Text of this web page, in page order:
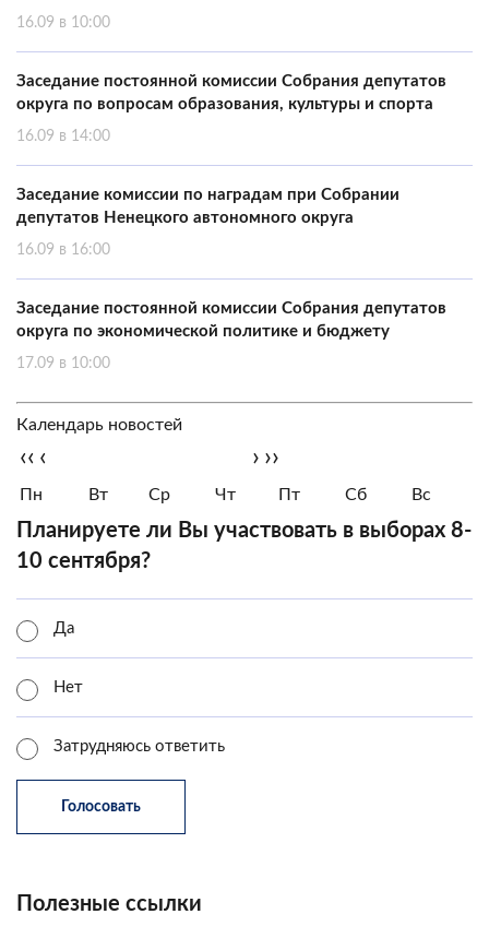
16.09 в 10:00
Заседание постоянной комиссии Собрания депутатов
округа по вопросам образования, культуры и спорта
16.09 в 14:00
Заседание комиссии по наградам при Собрании
депутатов Ненецкого автономного округа
16.09 в 16:00
Заседание постоянной комиссии Собрания депутатов
округа по экономической политике и бюджету
17.09 в 10:00
Календарь новостей
‹‹ ‹ › ››
Пн Вт Ср Чт Пт Сб Вс
Планируете ли Вы участвовать в выборах 8-
10 сентября?
Да
Нет
Затрудняюсь ответить
Полезные ссылки